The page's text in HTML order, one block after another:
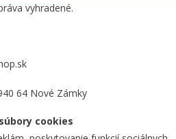
vyhradené.
64 Nové Zámky
cookies